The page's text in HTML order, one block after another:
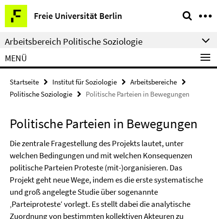
Springe
direkt
zu
Inhalt
Freie Universität Berlin
Service-
Navigation
Arbeitsbereich Politische Soziologie
MENÜ
Startseite Institut für Soziologie
Arbeitsbereiche
Politische Soziologie
Politische Parteien in Bewegungen
Politische Parteien in Bewegungen
Die zentrale Fragestellung des Projekts lautet, unter
welchen Bedingungen und mit welchen Konsequenzen
politische Parteien Proteste (mit-)organisieren. Das
Projekt geht neue Wege, indem es die erste systematische
und groß angelegte Studie über sogenannte
‚Parteiproteste‘ vorlegt. Es stellt dabei die analytische
Zuordnung von bestimmten kollektiven Akteuren zu